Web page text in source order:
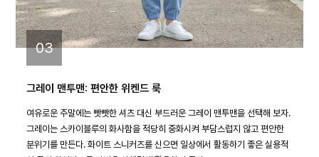
03
그레이 맨투맨: 편안한 위켄드 룩
여유로운 주말에는 빳빳한 셔츠 대신 부드러운 그레이 맨투맨을 선택해 보자.
그레이는 스카이블루의 화사함을 적당히 중화시켜 부담스럽지 않고 편안한
분위기를 만든다. 화이트 스니커즈를 신으면 일상에서 활동하기 좋은 실용적